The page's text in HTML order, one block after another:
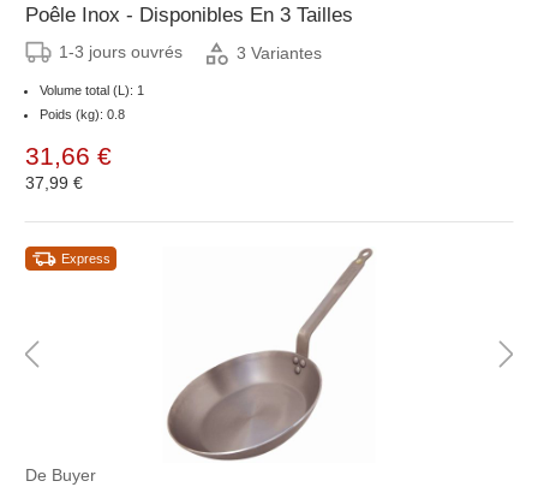
Poêle Inox - Disponibles En 3 Tailles
1-3 jours ouvrés 3 Variantes
Volume total (L): 1
Poids (kg): 0.8
31,66 €
37,99 €
Express
De Buyer